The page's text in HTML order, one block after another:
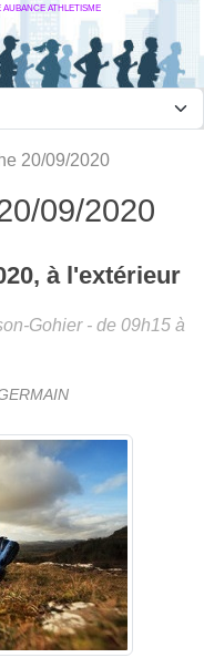
AUBANCE ATHLETISME
20/09/2020
09/2020
, à l'extérieur
Gohier - de 09h15 à